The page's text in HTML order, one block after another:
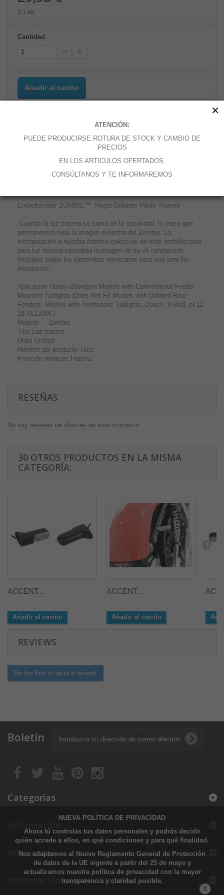
0.1 kg
Cantidad
Añadir al carrito
Añadir a la lista de deseos
Embellecedor ZOMBIE™ Negro Brillante Piloto Trasero
Cuando la luz trasera se suma en la oscuridad, lo único que
permanecerá será la imagen siniestra del Zombie. La
incorporación a nuestra famosa colección de este embellecedor
para luz trasera consolida la imagen de su vil conducción.
Incluidos todos los elementos necesarios para una sencilla
instalación.
Aplicación Harley-Davidson Models with Conventional Fender
Mounted Taillights (Does Not Fit Models with Bobbed Rear
Fenders, Models with Tombstone Taillights, Deuce, V-Rod, or 11-
18 XL1200C)
Modelo Zombie
Tipo Luz trasera
Units Unidad
Nombre del producto Tapa
Posición montaje Trasera
RESEÑAS
No hay reseñas de clientes en este momento.
30 OTROS PRODUCTOS EN LA MISMA
CATEGORÍA:
ACCENT...
Añadir al carrito
ACCENT...
Añadir al carrito
REVIEWS
Be the first to write a review!
Boletín
Categorías
Información
Mi cuenta
Información sobre la tienda
NUEVA POLÍTICA DE PRIVACIDAD
Ahora tú controlas tus datos personales y podrás decidir
quién accede a ellos, en qué condiciones y para qué finalidad.
Nos adaptamos al Nuevo Reglamento General de Protección
de datos de la UE vigente a partir del 25 de mayo y
actualizamos nuestra política de privacidad con la mayor
transparencia y claridad posible.
X
ATENCIÓN:
PUEDE PRODUCIRSE ROTURA DE STOCK Y CAMBIO DE
PRECIOS
EN LOS ARTICULOS OFERTADOS.
CONSÚLTANOS Y TE INFORMAREMOS
×